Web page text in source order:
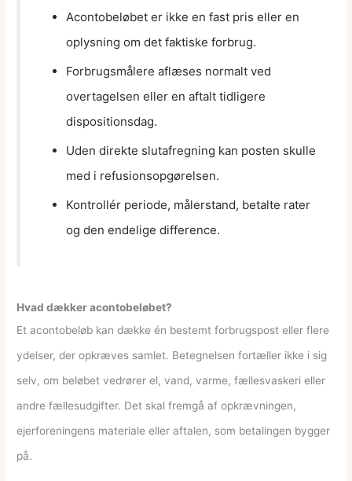
Acontobeløbet er ikke en fast pris eller en
oplysning om det faktiske forbrug.
Forbrugsmålere aflæses normalt ved
overtagelsen eller en aftalt tidligere
dispositionsdag.
Uden direkte slutafregning kan posten skulle
med i refusionsopgørelsen.
Kontrollér periode, målerstand, betalte rater
og den endelige difference.
Hvad dækker acontobeløbet?
Et acontobeløb kan dække én bestemt forbrugspost eller flere
ydelser, der opkræves samlet. Betegnelsen fortæller ikke i sig
selv, om beløbet vedrører el, vand, varme, fællesvaskeri eller
andre fællesudgifter. Det skal fremgå af opkrævningen,
ejerforeningens materiale eller aftalen, som betalingen bygger
på.